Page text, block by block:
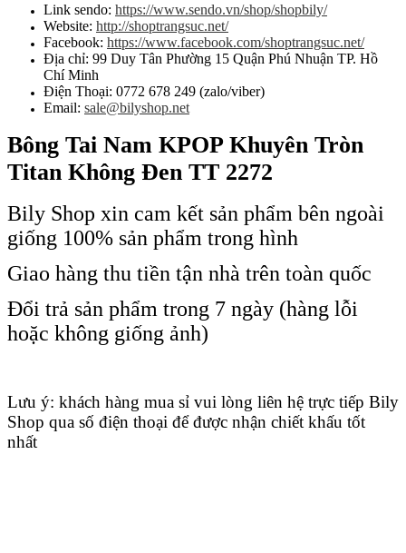
Link sendo: https://www.sendo.vn/shop/shopbily/
Website: http://shoptrangsuc.net/
Facebook: https://www.facebook.com/shoptrangsuc.net/
Địa chỉ: 99 Duy Tân Phường 15 Quận Phú Nhuận TP. Hồ
Chí Minh
Điện Thoại: 0772 678 249 (zalo/viber)
Email: sale@bilyshop.net
Bông Tai Nam KPOP Khuyên Tròn
Titan Không Đen TT 2272
Bily Shop xin cam kết sản phẩm bên ngoài
giống 100% sản phẩm trong hình
Giao hàng thu tiền tận nhà trên toàn quốc
Đổi trả sản phẩm trong 7 ngày (hàng lỗi
hoặc không giống ảnh)
Lưu ý: khách hàng mua sỉ vui lòng liên hệ trực tiếp Bily
Shop qua số điện thoại để được nhận chiết khấu tốt
nhất